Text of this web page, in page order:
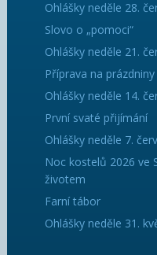
Ohlášky neděle 28.
Slovo o „pomoci“
Ohlášky neděle 21.
Příprava na prázdniny
Ohlášky neděle 14.
První svaté přijímání
Ohlášky neděle 7.
Noc kostelů 2026 ve
životem
Farní tábor
Ohlášky neděle 31.